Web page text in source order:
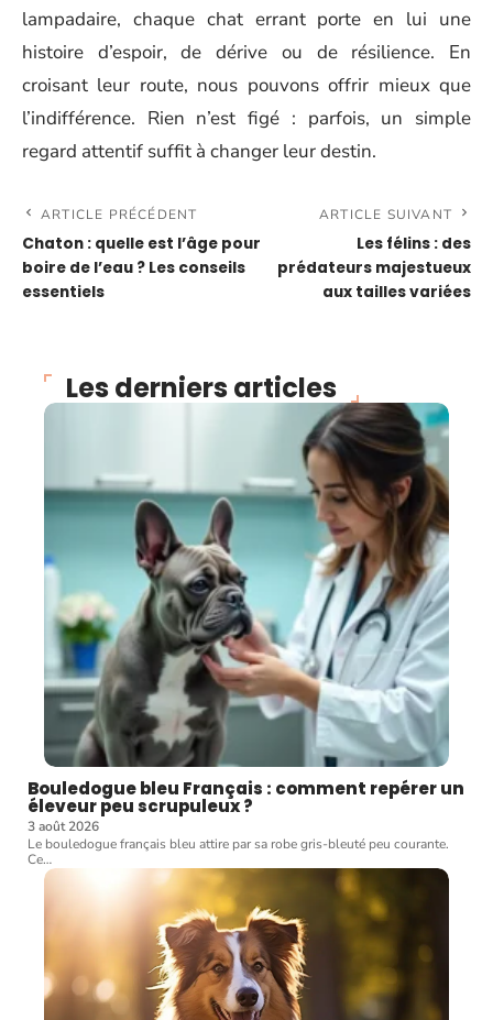
lampadaire, chaque chat errant porte en lui une
histoire d’espoir, de dérive ou de résilience. En
croisant leur route, nous pouvons offrir mieux que
l’indifférence. Rien n’est figé : parfois, un simple
regard attentif suffit à changer leur destin.
ARTICLE PRÉCÉDENT
Chaton : quelle est l’âge pour
boire de l’eau ? Les conseils
essentiels
ARTICLE SUIVANT
Les félins : des
prédateurs majestueux
aux tailles variées
Les derniers articles
Bouledogue bleu Français : comment repérer un
éleveur peu scrupuleux ?
3 août 2026
Le bouledogue français bleu attire par sa robe gris-bleuté peu courante.
Ce…